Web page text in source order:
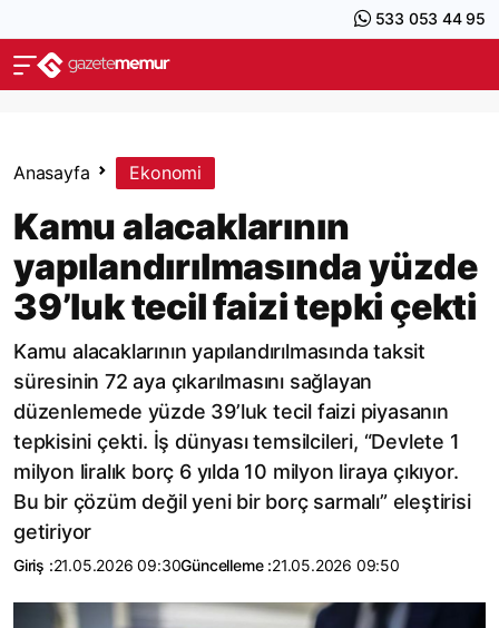
533 053 44 95
Anasayfa Ekonomi
Kamu alacaklarının
yapılandırılmasında yüzde
39’luk tecil faizi tepki çekti
Kamu alacaklarının yapılandırılmasında taksit
süresinin 72 aya çıkarılmasını sağlayan
düzenlemede yüzde 39’luk tecil faizi piyasanın
tepkisini çekti. İş dünyası temsilcileri, “Devlete 1
milyon liralık borç 6 yılda 10 milyon liraya çıkıyor.
Bu bir çözüm değil yeni bir borç sarmalı” eleştirisi
getiriyor
Giriş :21.05.2026 09:30Güncelleme :21.05.2026 09:50